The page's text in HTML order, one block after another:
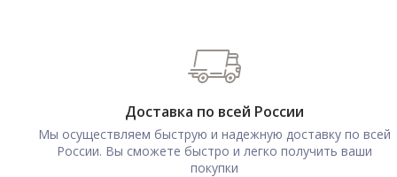
Доставка по всей России
Мы осуществляем быструю и надежную доставку по всей
России. Вы сможете быстро и легко получить ваши
покупки